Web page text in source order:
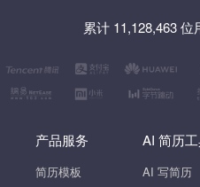
累计 11,128,463
产品服务
简历模板
AI 简历
AI 写简历